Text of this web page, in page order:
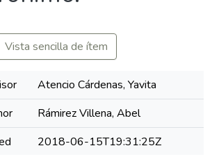
Vista sencilla de ítem
Atencio Cárdenas, Yavita
Rámirez Villena, Abel
2018-06-15T19:31:25Z